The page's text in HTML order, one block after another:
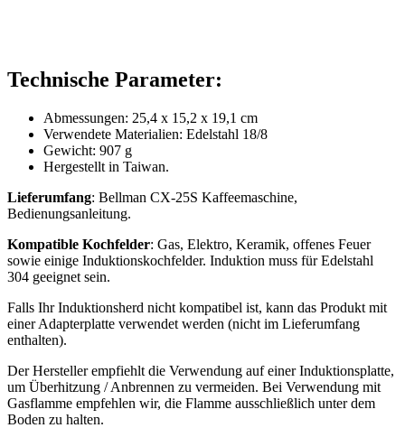
Technische Parameter:
Abmessungen: 25,4 x 15,2 x 19,1 cm
Verwendete Materialien: Edelstahl 18/8
Gewicht: 907 g
Hergestellt in Taiwan.
Lieferumfang: Bellman CX-25S Kaffeemaschine,
Bedienungsanleitung.
Kompatible Kochfelder: Gas, Elektro, Keramik, offenes Feuer
sowie einige Induktionskochfelder. Induktion muss für Edelstahl
304 geeignet sein.
Falls Ihr Induktionsherd nicht kompatibel ist, kann das Produkt mit
einer Adapterplatte verwendet werden (nicht im Lieferumfang
enthalten).
Der Hersteller empfiehlt die Verwendung auf einer Induktionsplatte,
um Überhitzung / Anbrennen zu vermeiden. Bei Verwendung mit
Gasflamme empfehlen wir, die Flamme ausschließlich unter dem
Boden zu halten.